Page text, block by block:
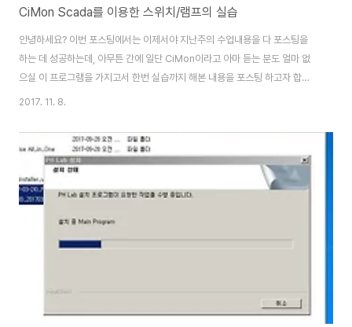
CiMon Scada를 이용한 스위치/램프의 실습
안녕하세요? 이번 포스팅에서는 이제서야 지난주의 수업내용을 다 포스팅을
하는 데 성공하는데, 아무튼 간에 일단 CiMon이라고 아마 듣는 분도 얼마 없
으실 이 프로그램을 가지고서 한번 실습까지 해본 내용을 포스팅 하고자 합니
다. 일단 새로운 프로젝트를 생성하도록 해 보겠습니다. 이번 수업에서 정말 핵
있습니다. 먼저 레이블 설정이라는 탭으로 가도록 합니다. 여기서는 스위치/램
프에서 글귀를 띄울 수 있는데, 상태0이라고 하면 디지털 태그에서 0이라는 기
본값이라고 해야 할까요? 아무튼 이런 상태가 될때 이 스위치에 띄우는 것입니
다. 글자의 색상과 크기를 조정 하도록 합니다. 기존의 버튼이나 사각형 박스와
2017. 11. 8.